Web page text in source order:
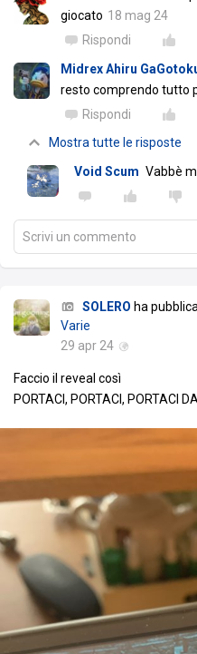
giocato 18 mag 24
Rispondi
Midrex Ahiru
resto comprendo tutto
Rispondi
Mostra tutte le risposte
Void Scum Vabbè
Scrivi un commento
SOLERO ha
Varie
29 apr 24
Faccio il reveal così
PORTACI, PORTACI, PORTACI